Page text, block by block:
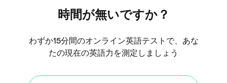
時間が無いですか？
わずか15分間のオンライン英語テストで、あな
たの現在の英語力を測定しましょう